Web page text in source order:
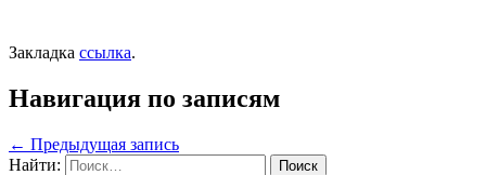
Закладка ссылка.
Навигация по записям
← Предыдущая запись
Найти: